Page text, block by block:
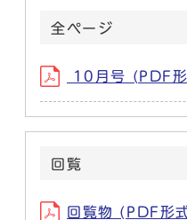
全ページ
10月号 (PDF
回覧
回覧物 (PDF形